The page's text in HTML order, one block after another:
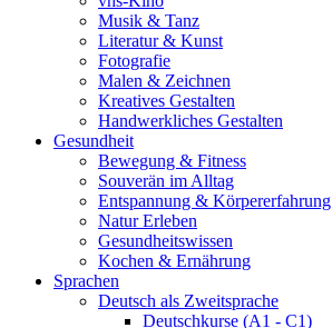
Musik & Tanz
Literatur & Kunst
Fotografie
Malen & Zeichnen
Kreatives Gestalten
Handwerkliches Gestalten
Gesundheit
Bewegung & Fitness
Souverän im Alltag
Entspannung & Körpererfahrung
Natur Erleben
Gesundheitswissen
Kochen & Ernährung
Sprachen
Deutsch als Zweitsprache
Deutschkurse (A1 - C1)